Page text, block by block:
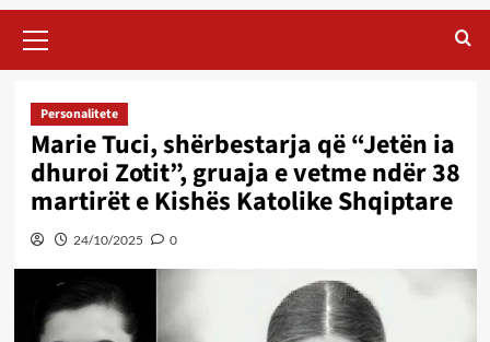
Menu
Personalitete
Marie Tuci, shërbestarja që “Jetën ia
dhuroi Zotit”, gruaja e vetme ndër 38
martirët e Kishës Katolike Shqiptare
24/10/2025 0